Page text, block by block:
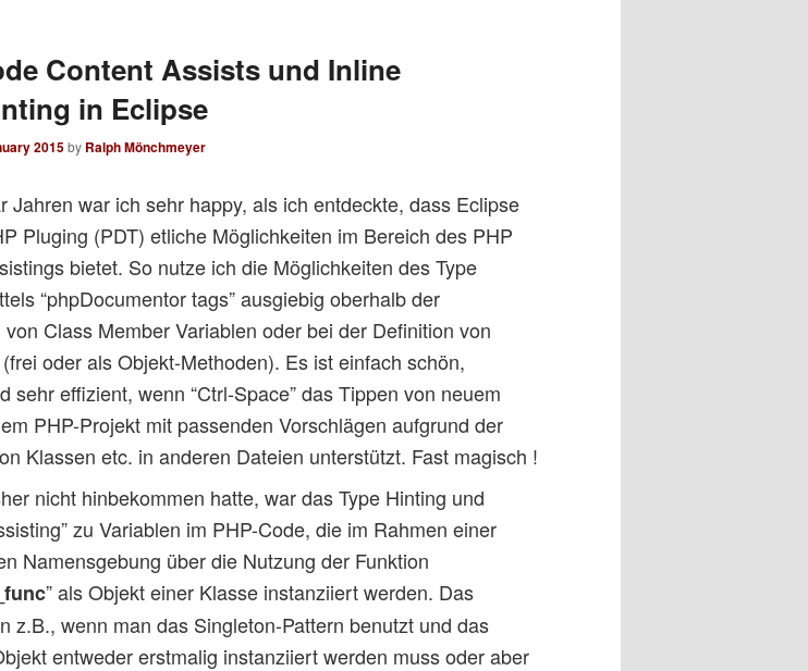
Content Assists und Inline
in Eclipse
2015by Ralph Mönchmeyer
Jahren war ich sehr happy, als ich entdeckte, dass Eclipse
Pluging (PDT) etliche Möglichkeiten im Bereich des PHP
bietet. So nutze ich die Möglichkeiten des Type
“phpDocumentor tags” ausgiebig oberhalb der
Class Member Variablen oder bei der Definition von
oder als Objekt-Methoden). Es ist einfach schön,
sehr effizient, wenn “Ctrl-Space” das Tippen von neuem
PHP-Projekt mit passenden Vorschlägen aufgrund der
Klassen etc. in anderen Dateien unterstützt. Fast magisch !
nicht hinbekommen hatte, war das Type Hinting und
zu Variablen im PHP-Code, die im Rahmen einer
Namensgebung über die Nutzung der Funktion
” als Objekt einer Klasse instanziiert werden. Das
z.B., wenn man das Singleton-Pattern benutzt und das
entweder erstmalig instanziiert werden muss oder aber